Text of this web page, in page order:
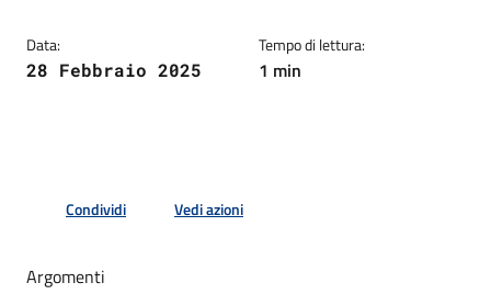
Data:
28 Febbraio 2025
Tempo di lettura:
1 min
Condividi Vedi azioni
Argomenti